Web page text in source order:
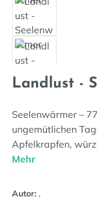
Landlust -
Seelenwärmer –
ungemütlichen
Apfelkrapfen,
Mehr
Autor: ,